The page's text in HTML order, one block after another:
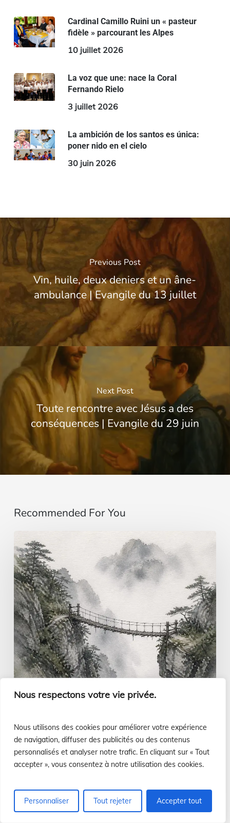
Nous respectons votre vie privée.
Nous utilisons des cookies pour améliorer votre expérience
de navigation, diffuser des publicités ou des contenus
personnalisés et analyser notre trafic. En cliquant sur « Tout
accepter », vous consentez à notre utilisation des cookies.
Personnaliser Tout rejeter Accepter tout
Cardinal Camillo Ruini un « pasteur
fidèle » parcourant les Alpes
10 juillet 2026
La voz que une: nace la Coral
Fernando Rielo
3 juillet 2026
La ambición de los santos es única:
poner nido en el cielo
30 juin 2026
Previous Post
Vin, huile, deux deniers et un âne-
ambulance | Evangile du 13 juillet
Next Post
Toute rencontre avec Jésus a des
conséquences | Evangile du 29 juin
Recommended For You
L’Évangile à portée de main
Evangile
du
9
août
Luis Casasús
5 août 2026